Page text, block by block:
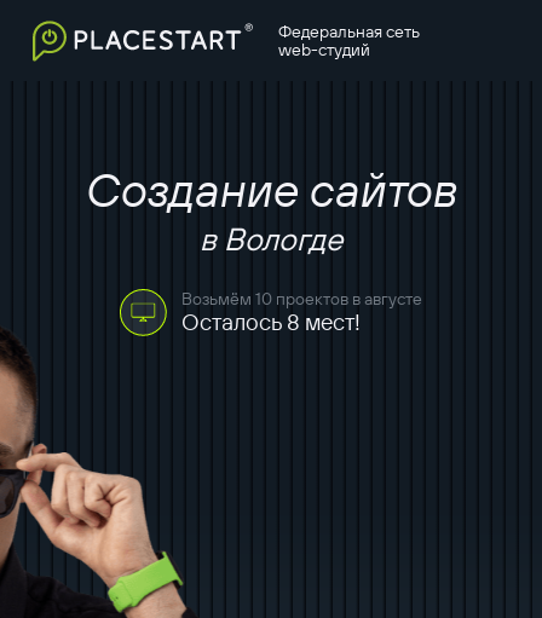
Федеральная сеть
web-студий
Создание сайтов
в Вологде
Возьмём 10 проектов в августе
Осталось 8 мест!